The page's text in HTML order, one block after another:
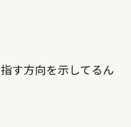
す方向を示してるん